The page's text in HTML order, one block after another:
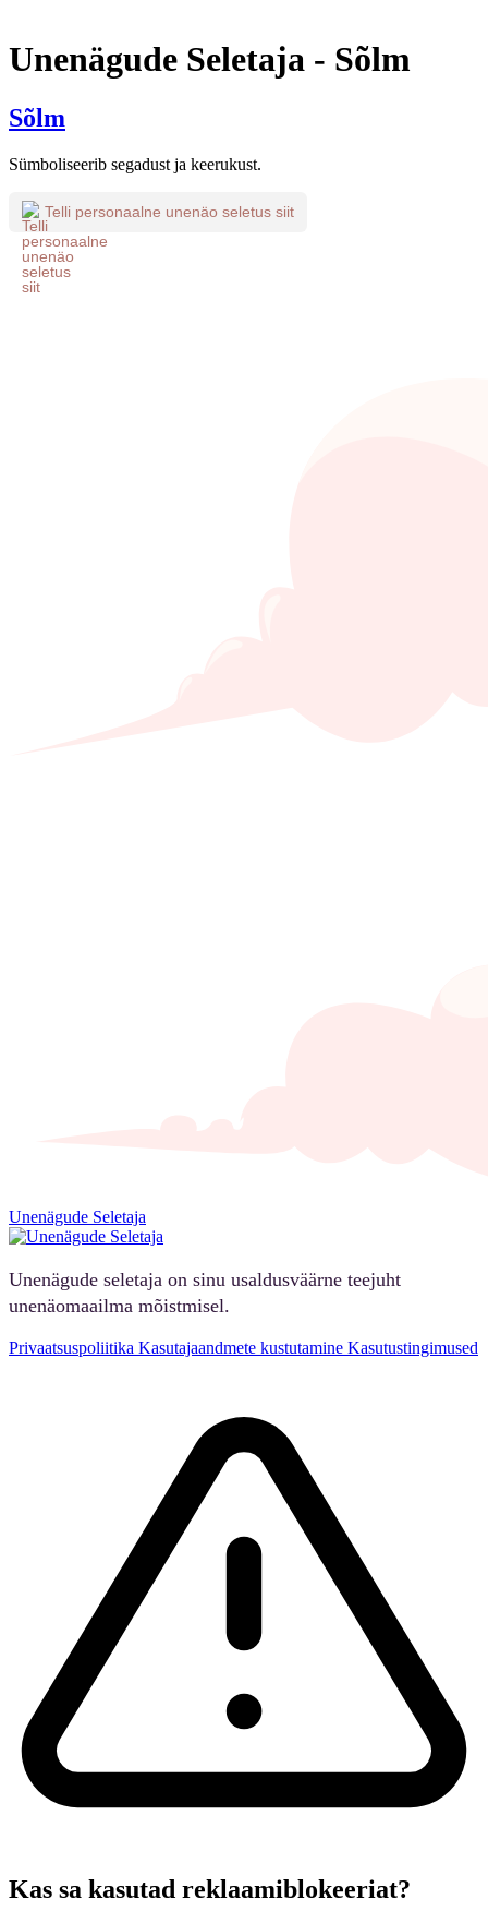
Unenägude Seletaja - Sõlm
Sõlm
Sümboliseerib segadust ja keerukust.
Telli personaalne unenäo seletus siit
Unenägude Seletaja
Unenägude seletaja on sinu usaldusväärne teejuht
unenäomaailma mõistmisel.
Privaatsuspoliitika Kasutajaandmete kustutamine Kasutustingimused
Kas sa kasutad reklaamiblokeeriat?